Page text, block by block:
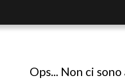
Ops... Non ci